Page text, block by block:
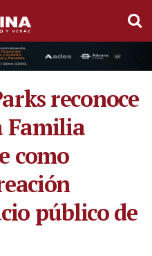
reconoce
Familia
como
público de